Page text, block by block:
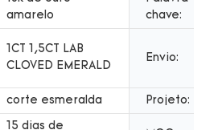
amarelo
chave:
1CT 1,5CT LAB
CLOVED EMERALD
Envio:
corte esmeralda Projeto:
15 dias de